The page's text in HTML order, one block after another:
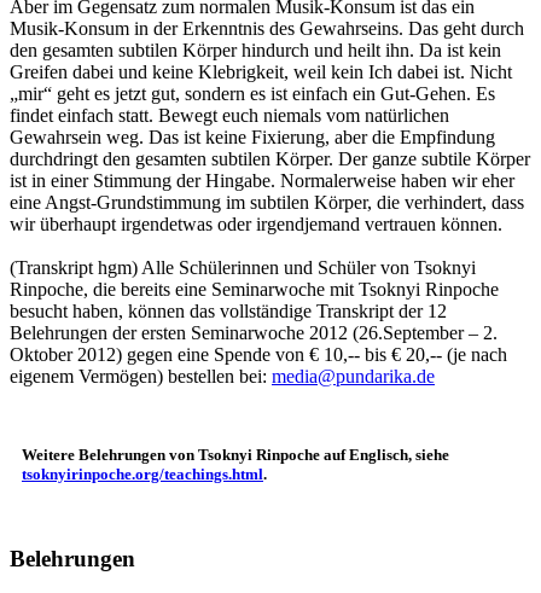
Aber im Gegensatz zum normalen Musik-Konsum ist das ein
Musik-Konsum in der Erkenntnis des Gewahrseins. Das geht durch
den gesamten subtilen Körper hindurch und heilt ihn. Da ist kein
Greifen dabei und keine Klebrigkeit, weil kein Ich dabei ist. Nicht
„mir“ geht es jetzt gut, sondern es ist einfach ein Gut-Gehen. Es
findet einfach statt. Bewegt euch niemals vom natürlichen
Gewahrsein weg. Das ist keine Fixierung, aber die Empfindung
durchdringt den gesamten subtilen Körper. Der ganze subtile Körper
ist in einer Stimmung der Hingabe. Normalerweise haben wir eher
eine Angst-Grundstimmung im subtilen Körper, die verhindert, dass
wir überhaupt irgendetwas oder irgendjemand vertrauen können.
(Transkript hgm) Alle Schülerinnen und Schüler von Tsoknyi
Rinpoche, die bereits eine Seminarwoche mit Tsoknyi Rinpoche
besucht haben, können das vollständige Transkript der 12
Belehrungen der ersten Seminarwoche 2012 (26.September – 2.
Oktober 2012) gegen eine Spende von € 10,-- bis € 20,-- (je nach
eigenem Vermögen) bestellen bei: media@pundarika.de
Weitere Belehrungen von Tsoknyi Rinpoche auf Englisch, siehe
tsoknyirinpoche.org/teachings.html.
Belehrungen